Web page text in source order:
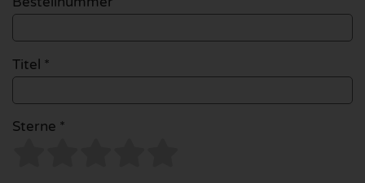
Titel *
Sterne *